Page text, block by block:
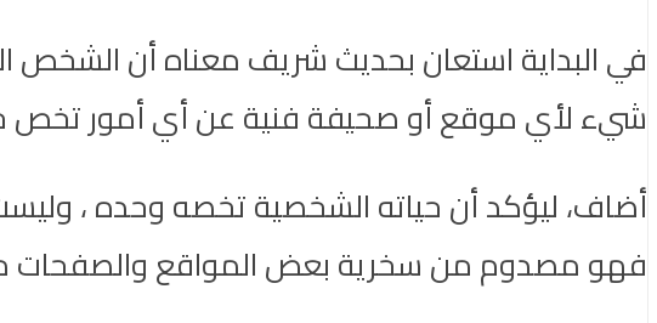
في البداية استعان بحديث شريف معناه أن الشخص
شيء لأي موقع أو صحيفة فنية عن أي أمور تخص
أضاف، ليؤكد أن حياته الشخصية تخصه وحده ،
فهو مصدوم من سخرية بعض المواقع والصفحات